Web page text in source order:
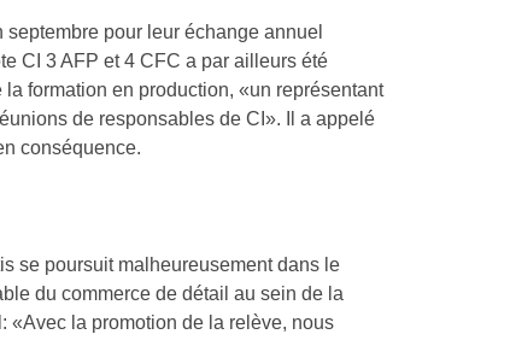
pour leur échange annuel
CI 3 AFP et 4 CFC a par ailleurs été
formation en production, «un représentant
de responsables de CI». Il a appelé
conséquence.
se poursuit malheureusement dans le
du commerce de détail au sein de la
«Avec la promotion de la relève, nous